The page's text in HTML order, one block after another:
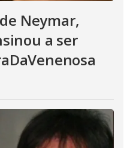
Neymar,
a ser